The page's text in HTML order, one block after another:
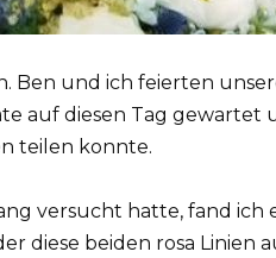
Ben und ich feierten
auf diesen Tag gewartet
teilen konnte.
versucht hatte, fand ich
diese beiden rosa Linien